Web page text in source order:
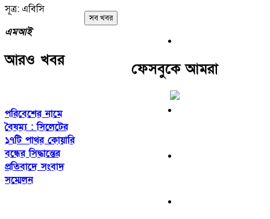
সূত্র: এবিসি
এমআই
আরও খবর
পরিবেশের নামে
বৈষম্য : সিলেটের
১৭টি পাথর কোয়ারি
বন্ধের সিদ্ধান্তের
প্রতিবাদে সংবাদ
সম্মেলন
সব খবর
ফেসবুকে আমরা